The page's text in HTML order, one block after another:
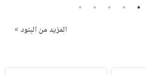
1
2
3
4
5
المزيد من البنود »